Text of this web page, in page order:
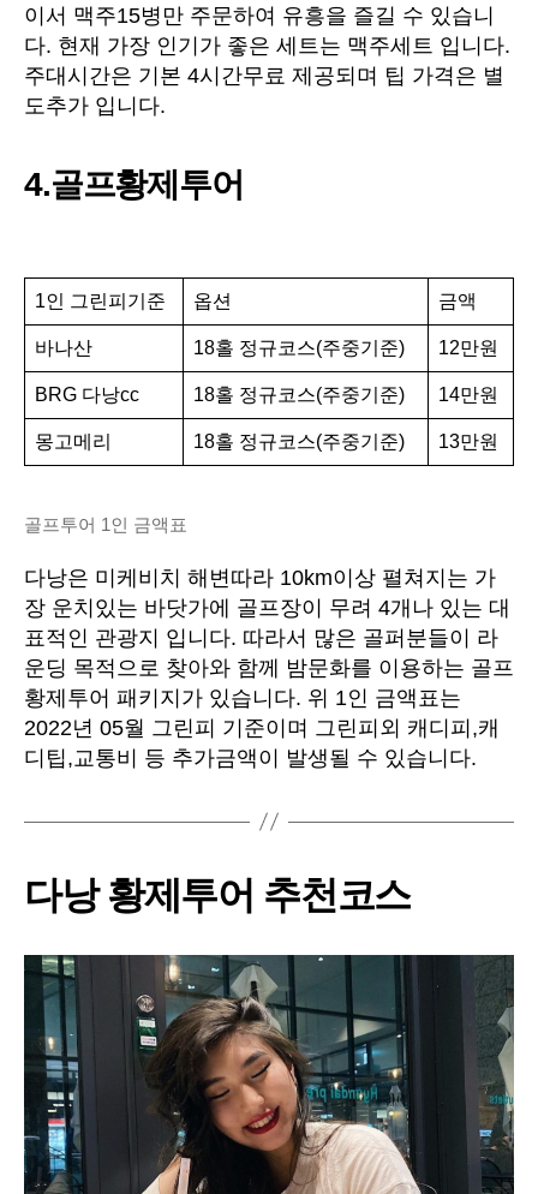
이서 맥주15병만 주문하여 유흥을 즐길 수 있습니
다. 현재 가장 인기가 좋은 세트는 맥주세트 입니다.
주대시간은 기본 4시간무료 제공되며 팁 가격은 별
도추가 입니다.
4.골프황제투어
1인 그린피기준 옵션 금액
바나산 18홀 정규코스(주중기준) 12만원
BRG 다낭cc 18홀 정규코스(주중기준) 14만원
몽고메리 18홀 정규코스(주중기준) 13만원
골프투어 1인 금액표
다낭은 미케비치 해변따라 10km이상 펼쳐지는 가
장 운치있는 바닷가에 골프장이 무려 4개나 있는 대
표적인 관광지 입니다. 따라서 많은 골퍼분들이 라
운딩 목적으로 찾아와 함께 밤문화를 이용하는 골프
황제투어 패키지가 있습니다. 위 1인 금액표는
2022년 05월 그린피 기준이며 그린피외 캐디피,캐
디팁,교통비 등 추가금액이 발생될 수 있습니다.
다낭 황제투어 추천코스